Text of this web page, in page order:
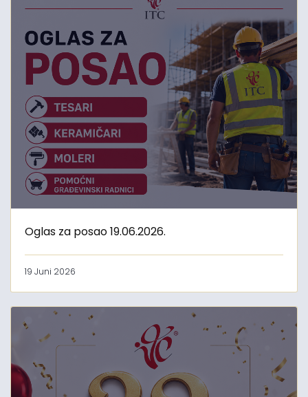
Oglas za posao 19.06.2026.
19 Juni 2026